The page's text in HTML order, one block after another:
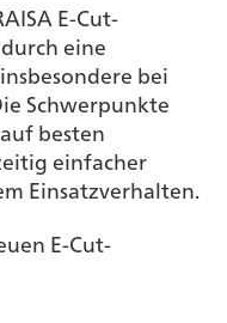
E-Cut-
eine
bei
Schwerpunkte
besten
einfacher
Einsatzverhalten.
E-Cut-